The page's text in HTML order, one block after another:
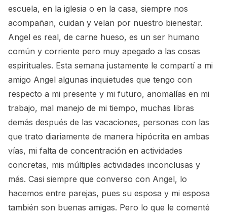
escuela, en la iglesia o en la casa, siempre nos
acompañan, cuidan y velan por nuestro bienestar.
Angel es real, de carne hueso, es un ser humano
común y corriente pero muy apegado a las cosas
espirituales. Esta semana justamente le compartí a mi
amigo Angel algunas inquietudes que tengo con
respecto a mi presente y mi futuro, anomalías en mi
trabajo, mal manejo de mi tiempo, muchas libras
demás después de las vacaciones, personas con las
que trato diariamente de manera hipócrita en ambas
vías, mi falta de concentración en actividades
concretas, mis múltiples actividades inconclusas y
más. Casi siempre que converso con Angel, lo
hacemos entre parejas, pues su esposa y mi esposa
también son buenas amigas. Pero lo que le comenté